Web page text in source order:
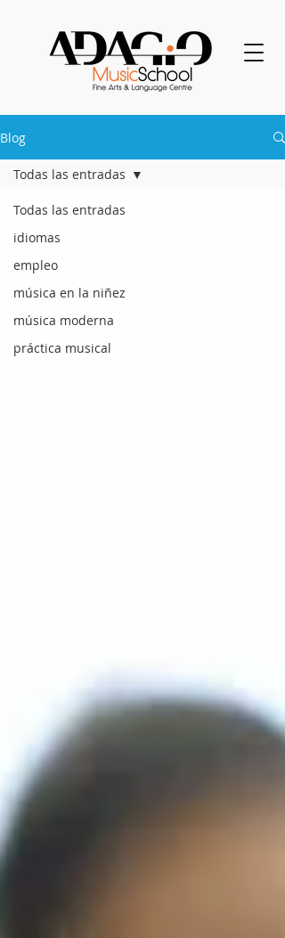
Blog
Todas las entradas
idiomas
empleo
música en la niñez
música moderna
práctica musical
Todas las entradas